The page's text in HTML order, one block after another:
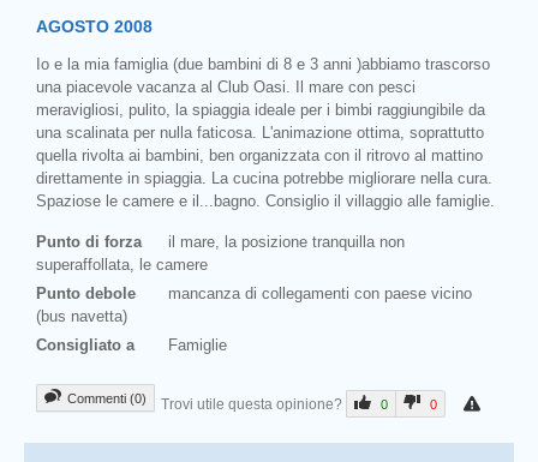
AGOSTO 2008
Io e la mia famiglia (due bambini di 8 e 3 anni )abbiamo trascorso
una piacevole vacanza al Club Oasi. Il mare con pesci
meravigliosi, pulito, la spiaggia ideale per i bimbi raggiungibile da
una scalinata per nulla faticosa. L'animazione ottima, soprattutto
quella rivolta ai bambini, ben organizzata con il ritrovo al mattino
direttamente in spiaggia. La cucina potrebbe migliorare nella cura.
Spaziose le camere e il...bagno. Consiglio il villaggio alle famiglie.
Punto di forza
il mare, la posizione tranquilla non
superaffollata, le camere
Punto debole
mancanza di collegamenti con paese vicino
(bus navetta)
Consigliato a
Famiglie
Commenti (0) Trovi utile questa opinione? 0 0